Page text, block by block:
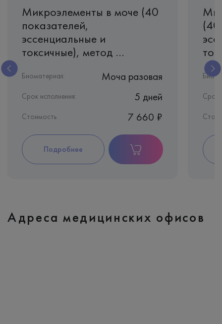
Микроэлементы в моче (40
показателей,
эссенциальные и
токсичные), метод ...
Биоматериал: Моча разовая
Срок исполнения: 5 дней
Стоимость 7 660 ₽
Подробнее
(40
Срок
Адреса медицинских офисов